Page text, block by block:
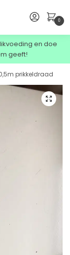
0
en doe
geeft!
prikkeldraad